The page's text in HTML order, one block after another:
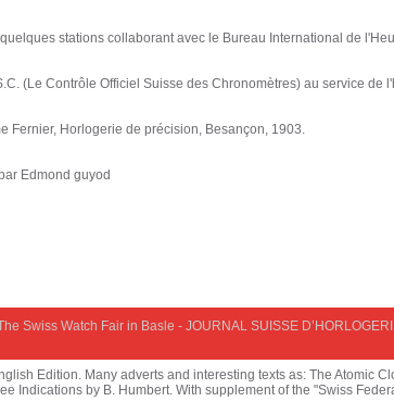
stations collaborant avec le Bureau International de
(Le Contrôle Officiel Suisse des Chronomètres) au service de
Fernier, Horlogerie de précision, Besançon, 1903.
Edmond guyod
Swiss Watch Fair in Basle - JOURNAL SUISSE
Edition. Many adverts and interesting texts as: The Atomic
Indications by B. Humbert. With supplement of the "Swiss